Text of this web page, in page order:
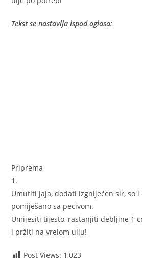
Tekst se nastavlja ispod oglasa:
Priprema
1.
Umutiti jaja, dodati izgniječen sir, so
pomiješano sa pecivom.
Umijesiti tijesto, rastanjiti debljine 1
i pržiti na vrelom ulju!
Post Views: 1,023